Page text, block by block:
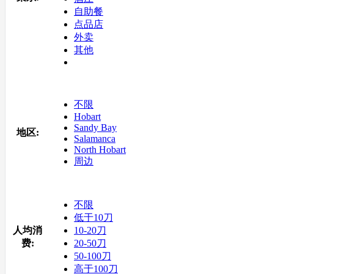
自助餐
点品店
外卖
其他
地区:
不限
Hobart
Sandy Bay
Salamanca
North Hobart
周边
人均消
费:
不限
低于10刀
10-20刀
20-50刀
50-100刀
高于100刀